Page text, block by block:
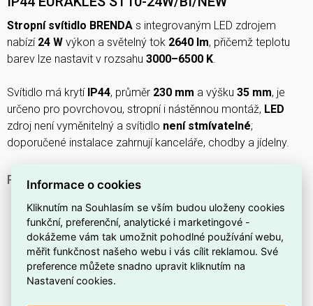
Stropní svítidlo BRENDA s integrovaným LED zdrojem
nabízí 24 W výkon a světelný tok 2640 lm, přičemž teplotu
barev lze nastavit v rozsahu 3000–6500 K.
Svítidlo má krytí IP44, průměr 230 mm a výšku 35 mm, je
určeno pro povrchovou, stropní i nástěnnou montáž, LED
zdroj není vyměnitelný a svítidlo není stmívatelné;
doporučené instalace zahrnují kanceláře, chodby a jídelny.
PROČ SI VYBRAT TOTO STROPNÍ SVÍTIDLO?
Jedná se o stropnici z produktové řady
(model EURAKLES ST10‑24W/BI/NEW).
Poskytuje světelný tok2160 lm, který zajistí dostatečné
osvětlení místnosti.
Maximální příkon systému je
Informace o cookies
Kliknutím na Souhlasím se vším budou uloženy cookies
funkční, preferenční, analytické i marketingové -
dokážeme vám tak umožnit pohodlné používání webu,
měřit funkčnost našeho webu i vás cílit reklamou. Své
preference můžete snadno upravit kliknutím na
Nastavení cookies.